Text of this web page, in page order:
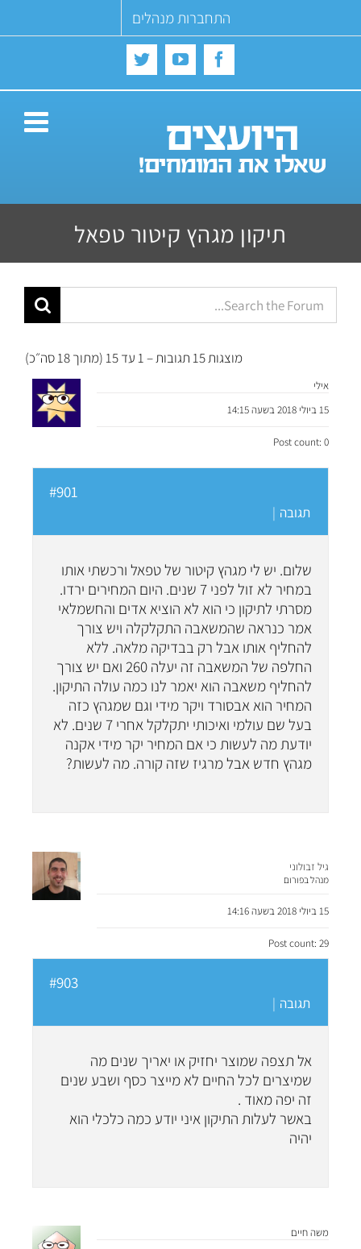
התחברות מנהלים
Facebook
YouTube
Twitter
תיקון מגהץ קיטור טפאל
מוצגות 15 תגובות – 1 עד 15 (מתוך 18 סה״כ)
אילי
15 ביולי 2018 בשעה 14:15
Post count: 0
#901
תגובה |
שלום. יש לי מגהץ קיטור של טפאל ורכשתי אותו
במחיר לא זול לפני 7 שנים. היום המחירים ירדו.
מסרתי לתיקון כי הוא לא הוציא אדים והחשמלאי
אמר כנראה שהמשאבה התקלקלה ויש צורך
להחליף אותו אבל רק בבדיקה מלאה. ללא
החלפה של המשאבה זה יעלה 260 ואם יש צורך
להחליף משאבה הוא יאמר לנו כמה עולה התיקון.
המחיר הוא אבסורד ויקר מידי וגם שמגהץ כזה
בעל שם עולמי ואיכותי יתקלקל אחרי 7 שנים. לא
יודעת מה לעשות כי אם המחיר יקר מידי אקנה
מגהץ חדש אבל מרגיז שזה קורה. מה לעשות?
גיל זבולוני
מנהל בפורום
15 ביולי 2018 בשעה 14:16
Post count: 29
#903
תגובה |
אל תצפה שמוצר יחזיק או יאריך שנים מה
שמיצרים לכל החיים לא מייצר כסף ושבע שנים
זה יפה מאוד .
באשר לעלות התיקון איני יודע כמה כלכלי הוא
יהיה
משה חיים